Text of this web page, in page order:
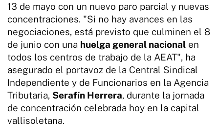
13 de mayo con un nuevo paro parcial y nuevas
concentraciones. "Si no hay avances en las
negociaciones, está previsto que culminen el 8
de junio con una huelga general nacional en
todos los centros de trabajo de la AEAT", ha
asegurado el portavoz de la Central Sindical
Independiente y de Funcionarios en la Agencia
Tributaria, Serafín Herrera, durante la jornada
de concentración celebrada hoy en la capital
vallisoletana.